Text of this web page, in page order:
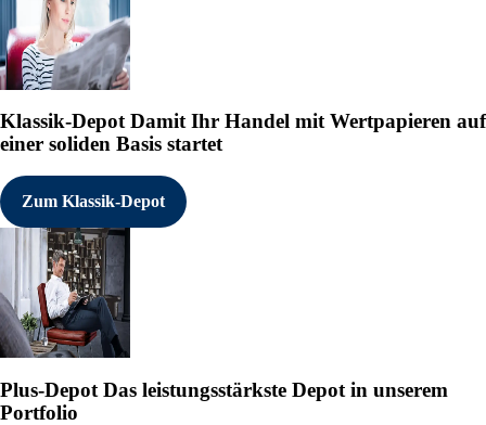
Klassik-DepotDamit Ihr Handel mit Wertpapieren auf
einer soliden Basis startet
Zum Klassik-Depot
Plus-Depot Das leistungsstärkste Depot in unserem
Portfolio